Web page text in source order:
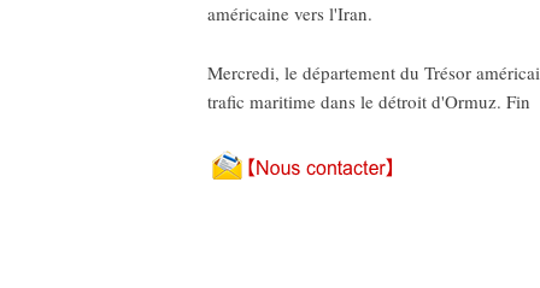
américaine vers l'Iran.
Mercredi, le département du Trésor
trafic maritime dans le détroit d'Ormuz. Fin